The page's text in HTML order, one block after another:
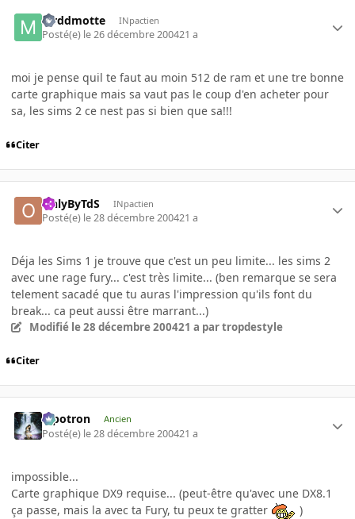
Mrddmotte INpactien
Posté(e) le 26 décembre 200421 a
moi je pense quil te faut au moin 512 de ram et une tre bonne
carte graphique mais sa vaut pas le coup d'en acheter pour
sa, les sims 2 ce nest pas si bien que sa!!!
Citer
OnlyByTdS INpactien
Posté(e) le 28 décembre 200421 a
Déja les Sims 1 je trouve que c'est un peu limite... les sims 2
avec une rage fury... c'est très limite... (ben remarque se sera
telement sacadé que tu auras l'impression qu'ils font du
break... ca peut aussi être marrant...)
Modifié le 28 décembre 200421 a par tropdestyle
Citer
Pipotron Ancien
Posté(e) le 28 décembre 200421 a
impossible...
Carte graphique DX9 requise... (peut-être qu'avec une DX8.1
ça passe, mais la avec ta Fury, tu peux te gratter
)